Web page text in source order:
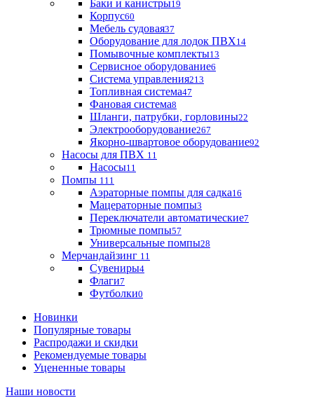
Баки и канистры19
Корпус60
Мебель судовая37
Оборудование для лодок ПВХ14
Помывочные комплекты13
Сервисное оборудование6
Система управления213
Топливная система47
Фановая система8
Шланги, патрубки, горловины22
Электрооборудование267
Якорно-швартовое оборудование92
Насосы для ПВХ 11
Насосы11
Помпы 111
Аэраторные помпы для садка16
Мацераторные помпы3
Переключатели автоматические7
Трюмные помпы57
Универсальные помпы28
Мерчандайзинг 11
Сувениры4
Флаги7
Футболки0
Новинки
Популярные товары
Распродажи и скидки
Рекомендуемые товары
Уцененные товары
Наши новости